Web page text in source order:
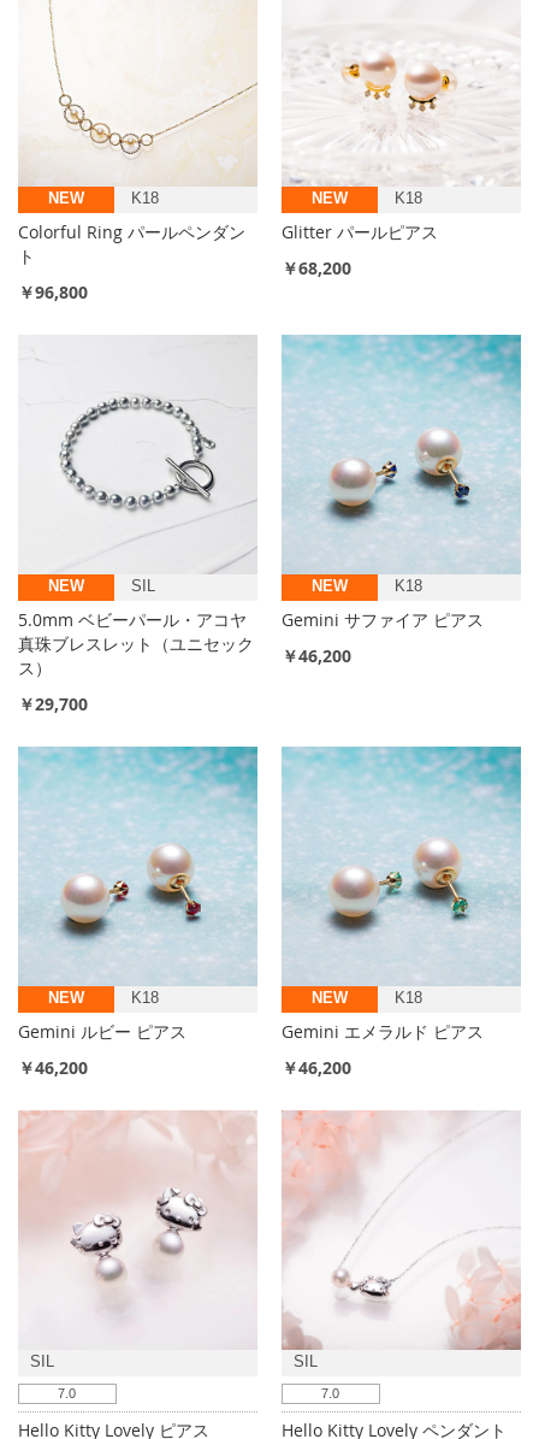
NEW K18
Colorful Ring パールペンダン
ト
￥96,800
NEW K18
Glitter パールピアス
￥68,200
NEW SIL
5.0mm ベビーパール・アコヤ
真珠ブレスレット（ユニセック
ス）
￥29,700
NEW K18
Gemini サファイア ピアス
￥46,200
NEW K18
Gemini ルビー ピアス
￥46,200
NEW K18
Gemini エメラルド ピアス
￥46,200
SIL
7.0
Hello Kitty Lovely ピアス
SIL
7.0
Hello Kitty Lovely ペンダント